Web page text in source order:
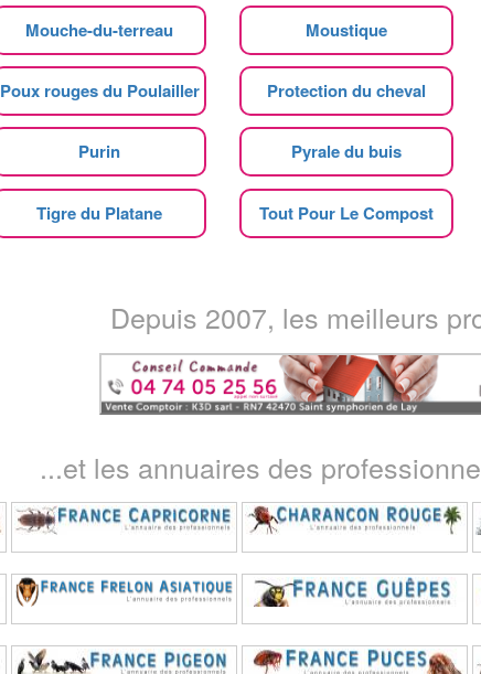
Mouche-du-terreau Moustique
Poux rouges du Poulailler Protection du cheval
Purin Pyrale du buis
Tigre du Platane Tout Pour Le Compost
Depuis 2007, les meilleurs
...et les annuaires des